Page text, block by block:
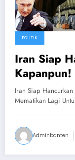
POLITIK
Iran Siap
Kapanpun!
Mematikan
Iran Siap
Mematikan Lagi
Adminbanten